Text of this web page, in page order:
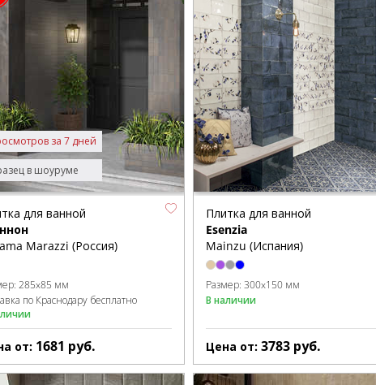
в шоуруме
за 7 дней
для ванной
Marazzi (Россия)
285x85 мм
по Краснодару бесплатно
от: 1681 руб.
Плитка для ванной
Esenzia
Mainzu (Испания)
Размер:300x150 мм
В наличии
Цена от:3783 руб.